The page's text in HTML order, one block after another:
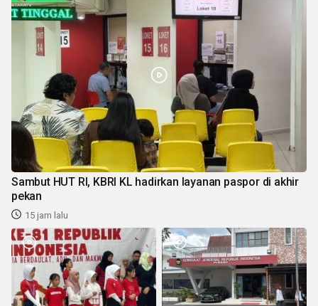
Sambut HUT RI, KBRI KL hadirkan layanan paspor di akhir
pekan
15 jam lalu